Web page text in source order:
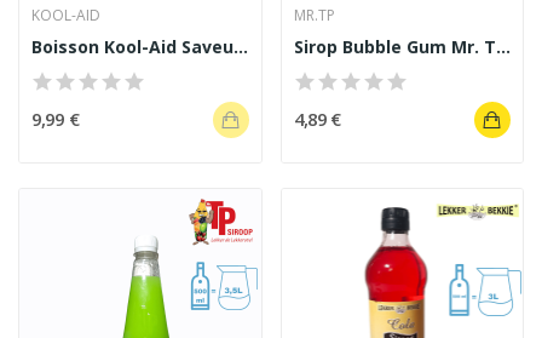
KOOL-AID
Boisson Kool-Aid Saveur fraise 538 g
9,99 €
MR.TP
Sirop Bubble Gum Mr. T.P 500 ml
4,89 €